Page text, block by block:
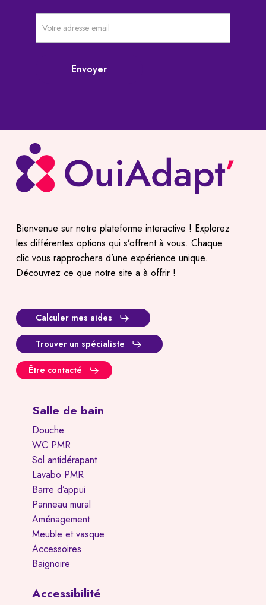
pré-
Envoyer
Bienvenue sur notre plateforme interactive ! Explorez
les différentes options qui s’offrent à vous. Chaque
clic vous rapprochera d’une expérience unique.
Découvrez ce que notre site a à offrir !
Calculer mes aides
Trouver un spécialiste
Être contacté
Salle de bain
Douche
WC PMR
Sol antidérapant
Lavabo PMR
Barre d’appui
Panneau mural
Aménagement
Meuble et vasque
Accessoires
Baignoire
Accessibilité